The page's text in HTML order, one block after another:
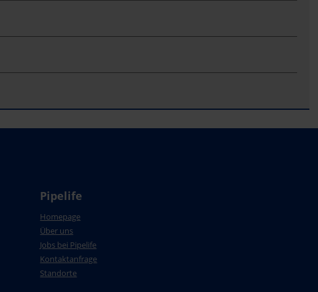
Pipelife
Homepage
Über uns
Jobs bei Pipelife
Kontaktanfrage
Standorte